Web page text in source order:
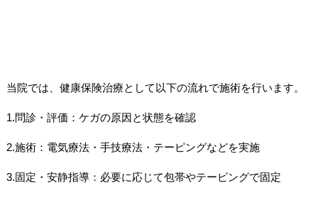
当院では、健康保険治療として以下の流れで施術を行います。
1.問診・評価：ケガの原因と状態を確認
2.施術：電気療法・手技療法・テーピングなどを実施
3.固定・安静指導：必要に応じて包帯やテーピングで固定